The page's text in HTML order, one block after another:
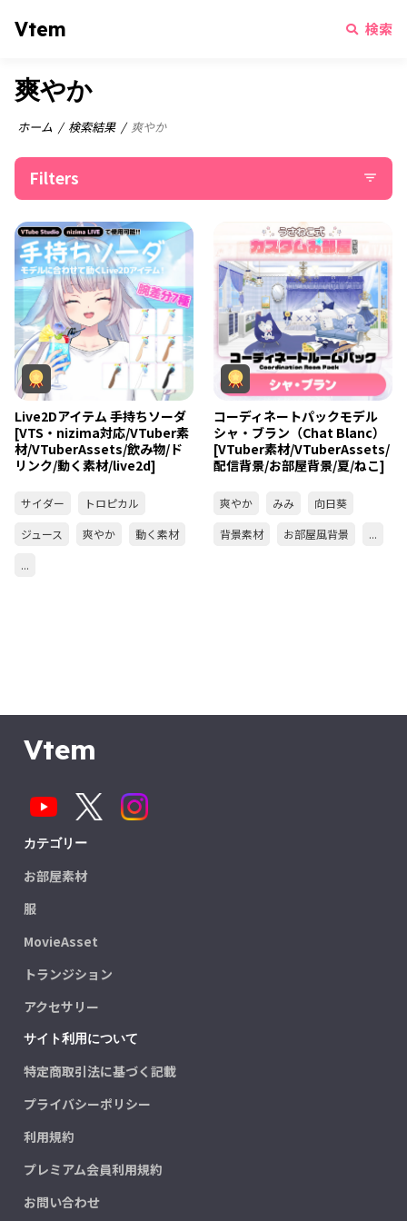
Vtem 検索
爽やか
ホーム 検索結果 爽やか
Filters filter_list
Live2Dアイテム 手持ちソーダ
[VTS・nizima対応/VTuber素
材/VTuberAssets/飲み物/ド
リンク/動く素材/live2d]
サイダー
トロピカル
ジュース
爽やか
動く素材
...
コーディネートパックモデル
シャ・ブラン（Chat Blanc）
[VTuber素材/VTuberAssets/
配信背景/お部屋背景/夏/ねこ]
爽やか みみ
向日葵
背景素材
お部屋風背景 ...
Vtem
カテゴリー
お部屋素材
服
MovieAsset
トランジション
アクセサリー
サイト利用について
特定商取引法に基づく記載
プライバシーポリシー
利用規約
プレミアム会員利用規約
お問い合わせ